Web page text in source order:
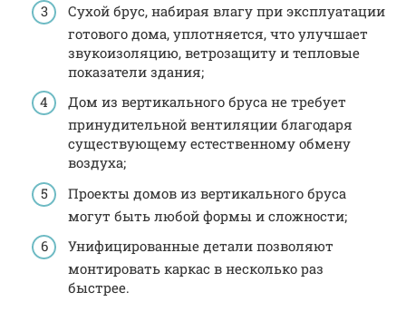
Сухой брус, набирая влагу при эксплуатации
готового дома, уплотняется, что улучшает
звукоизоляцию, ветрозащиту и тепловые
показатели здания;
Дом из вертикального бруса не требует
принудительной вентиляции благодаря
существующему естественному обмену
воздуха;
Проекты домов из вертикального бруса
могут быть любой формы и сложности;
Унифицированные детали позволяют
монтировать каркас в несколько раз
быстрее.